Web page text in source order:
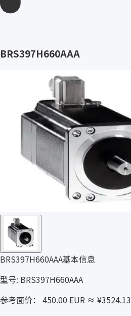
BRS397H660AAA
BRS397H660AAA基本信息
型号: BRS397H660AAA
参考面价： 450.00 EUR ≈ ¥3524.13